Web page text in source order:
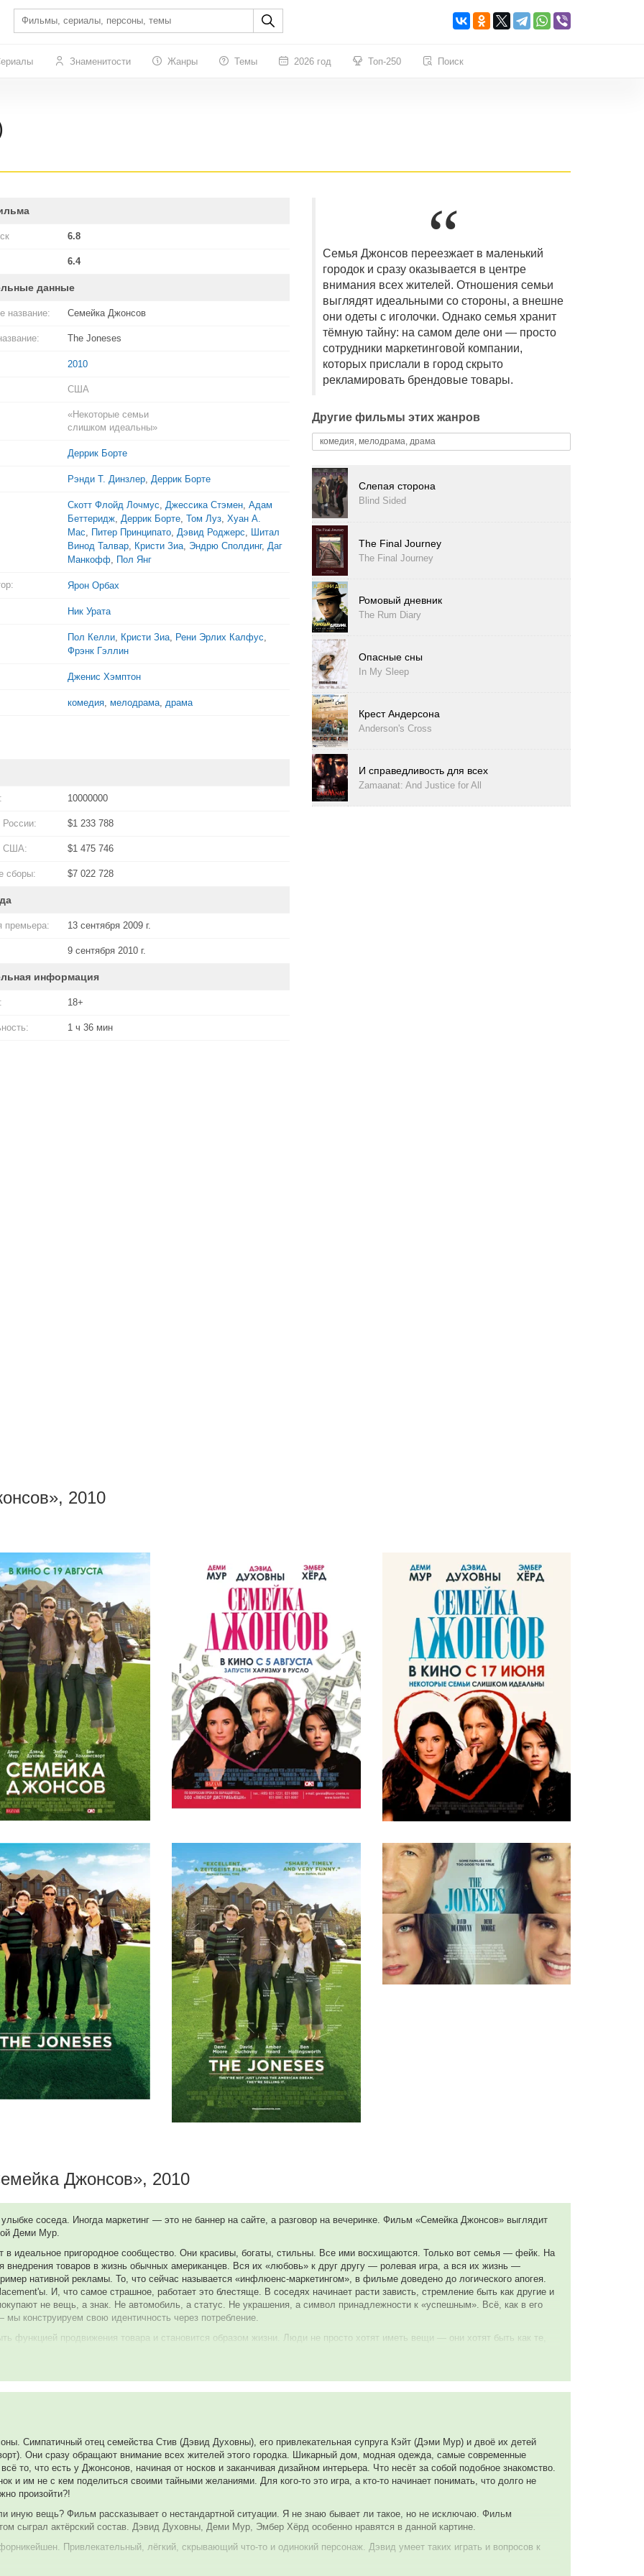
Знаменитости Жанры Темы 2026 год Топ-250 Поиск
6.8
6.4
данные
название: Семейка Джонсов
The Joneses
2010
США
«Некоторые семьи
слишком идеальны»
Деррик Борте
Рэнди Т. Динзлер, Деррик Борте
Скотт Флойд Лочмус, Джессика Стэмен, Адам
Беттеридж, Деррик Борте, Том Луз, Хуан А.
Мас, Питер Принципато, Дэвид Роджерс, Шитал
Винод Талвар, Кристи Зиа, Эндрю Сполдинг, Даг
Манкофф, Пол Янг
Ярон Орбах
Ник Урата
Пол Келли, Кристи Зиа, Рени Эрлих Калфус,
Фрэнк Гэллин
Дженис Хэмптон
комедия, мелодрама, драма
10000000
$1 233 788
США: $1 475 746
сборы: $7 022 728
премьера: 13 сентября 2009 г.
9 сентября 2010 г.
информация
18+
1 ч 36 мин
Семья Джонсов переезжает в маленький
городок и сразу оказывается в центре
внимания всех жителей. Отношения семьи
выглядят идеальными со стороны, а внешне
они одеты с иголочки. Однако семья хранит
тёмную тайну: на самом деле они — просто
сотрудники маркетинговой компании,
которых прислали в город скрыто
рекламировать брендовые товары.
Другие фильмы этих жанров
комедия, мелодрама, драма
Слепая сторона
Blind Sided
The Final Journey
The Final Journey
Ромовый дневник
The Rum Diary
Опасные сны
In My Sleep
Крест Андерсона
Anderson's Cross
И справедливость для всех
Zamaanat: And Justice for All
2010
Джонсов», 2010
соседа. Иногда маркетинг — это не баннер на сайте, а разговор на вечеринке. Фильм «Семейка Джонсов» выглядит
Деми Мур.
идеальное пригородное сообщество. Они красивы, богаты, стильны. Все ими восхищаются. Только вот семья — фейк. На
внедрения товаров в жизнь обычных американцев. Вся их «любовь» к друг другу — ролевая игра, а вся их жизнь —
нативной рекламы. То, что сейчас называется «инфлюенс-маркетингом», в фильме доведено до логического апогея.
И, что самое страшное, работает это блестяще. В соседях начинает расти зависть, стремление быть как другие и
не вещь, а знак. Не автомобиль, а статус. Не украшения, а символ принадлежности к «успешным». Всё, как в его
конструируем свою идентичность через потребление.
функцией продвижения товара и становится образом жизни. Люди не просто хотят иметь вещи — они хотят быть как те,
актёры в этой рекламе, в какой-то момент теряют грань между ролью и собой. Особенно цепляет трагедия соседа,
какую-то социальную ответственность? Мы же не просто придумываем слоганы и крутим креативы. Мы формируем
профессионал, ты знаешь, как влиять. А если знаешь — то и отвечаешь. Мы живём в обществе, и как бы ни была
— в первую очередь мы все люди. И было бы здорово, если бы в рекламной стратегии закладывалась не только выгода
мы воздействуем.
«операции» специалисты сделали бы вот как: заранее собрали информацию о жителях района и в соответствии со
той же идеей «ты достоин лучшего, но в пределах реального». Более дорогие можно было бы рекламировать в тех
и при этом остаться с каким-то прожиточными минимумом. И таким образом наша реклама вряд ли довела бы кого-то
Симпатичный отец семейства Стив (Дэвид Духовны), его привлекательная супруга Кэйт (Дэми Мур) и двоё их детей
Они сразу обращают внимание всех жителей этого городка. Шикарный дом, модная одежда, самые современные
то, что есть у Джонсонов, начиная от носков и заканчивая дизайном интерьера. Что несёт за собой подобное знакомство.
и им не с кем поделиться своими тайными желаниями. Для кого-то это игра, а кто-то начинает понимать, что долго не
произойти?!
иную вещь? Фильм рассказывает о нестандартной ситуации. Я не знаю бывает ли такое, но не исключаю. Фильм
сыграл актёрский состав. Дэвид Духовны, Деми Мур, Эмбер Хёрд особенно нравятся в данной картине.
Привлекательный, лёгкий, скрывающий что-то и одинокий персонаж. Дэвид умеет таких играть и вопросов к